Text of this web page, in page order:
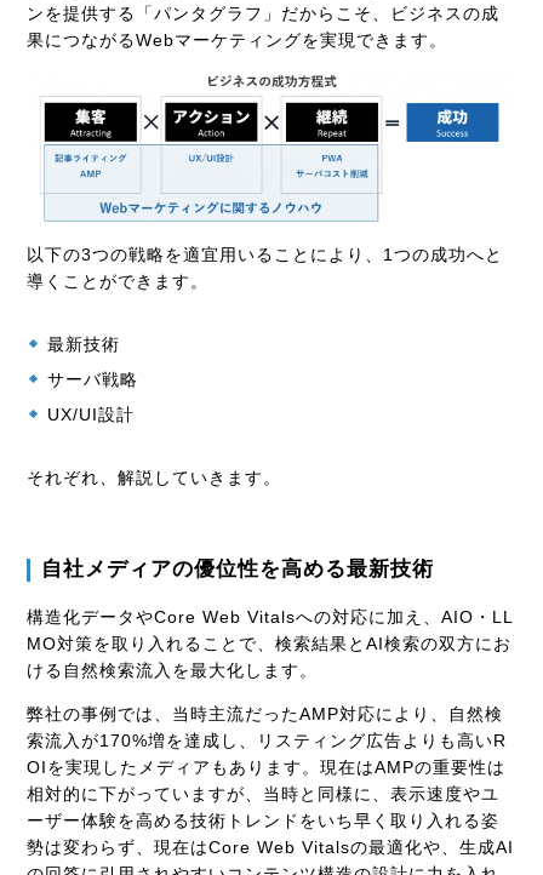
ンを提供する「パンタグラフ」だからこそ、ビジネスの成
果につながるWebマーケティングを実現できます。
以下の3つの戦略を適宜用いることにより、 1つの成功へと
導くことができます。
最新技術
サーバ戦略
UX/UI設計
それぞれ、解説していきます。
自社メディアの優位性を高める最新技術
構造化データやCore Web Vitalsへの対応に加え、AIO・LL
MO対策を取り入れることで、検索結果とAI検索の双方にお
ける自然検索流入を最大化します。
弊社の事例では、当時主流だったAMP対応により、自然検
索流入が170%増を達成し、リスティング広告よりも高いR
OIを実現したメディアもあります。現在はAMPの重要性は
相対的に下がっていますが、当時と同様に、表示速度やユ
ーザー体験を高める技術トレンドをいち早く取り入れる姿
勢は変わらず、現在はCore Web Vitalsの最適化や、生成AI